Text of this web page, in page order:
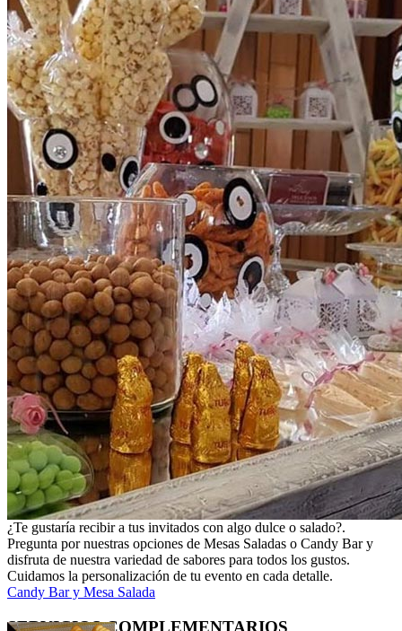
¿Te gustaría recibir a tus invitados con algo dulce o salado?.
Pregunta por nuestras opciones de Mesas Saladas o Candy Bar y
disfruta de nuestra variedad de sabores para todos los gustos.
Cuidamos la personalización de tu evento en cada detalle.
Candy Bar y Mesa Salada
SERVICIOSCOMPLEMENTARIOS